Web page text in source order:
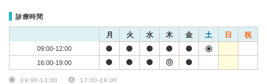
診療時間
月 火 水 木 金 土 日 祝
09:00-12:00
16:00-19:00
09:00-13:00 17:00-19:00